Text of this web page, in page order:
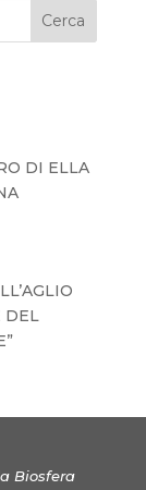
Cerca
DI ELLA
DEL
Biosfera